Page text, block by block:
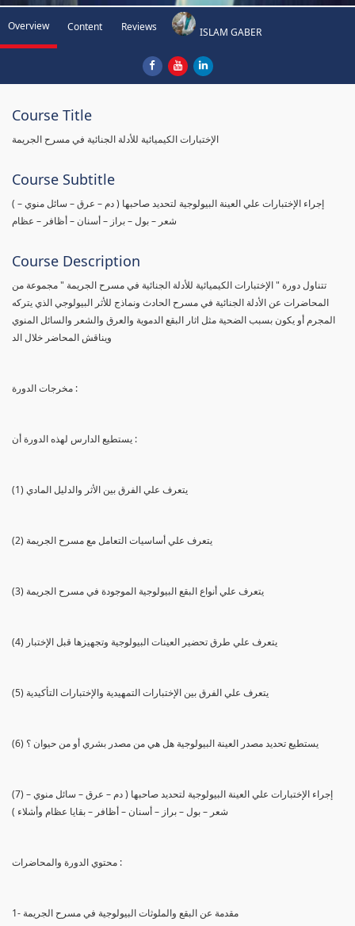
Overview Content Reviews ISLAM GABER
Course Title
الإختبارات الكيميائية للأدلة الجنائية في مسرح الجريمة
Course Subtitle
( إجراء الإختبارات علي العينة البيولوجية لتحديد صاحبها ( دم – عرق – سائل منوي –
شعر – بول – براز – أسنان – أظافر – عظام
Course Description
تتناول دورة " الإختبارات الكيميائية للأدلة الجنائية في مسرح الجريمة " مجموعة من
المحاضرات عن الأدلة الجنائية في مسرح الحادث ونماذج للأثر البيولوجي الذي يتركه
المجرم أو يكون بسبب الضحية مثل اثار البقع الدموية والعرق والشعر والسائل المنوي
ويناقش المحاضر خلال الد
مخرجات الدورة :
يستطيع الدارس لهذه الدورة أن :
(1) يتعرف علي الفرق بين الأثر والدليل المادي
(2) يتعرف علي أساسيات التعامل مع مسرح الجريمة
(3) يتعرف علي أنواع البقع البيولوجية الموجودة في مسرح الجريمة
(4) يتعرف علي طرق تحضير العينات البيولوجية وتجهيزها قبل الإختبار
(5) يتعرف علي الفرق بين الإختبارات التمهيدية والإختبارات التأكيدية
(6) يستطيع تحديد مصدر العينة البيولوجية هل هي من مصدر بشري أو من حيوان ؟
(7) إجراء الإختبارات علي العينة البيولوجية لتحديد صاحبها ( دم – عرق – سائل منوي –
شعر – بول – براز – أسنان – أظافر – بقايا عظام وأشلاء )
محتوي الدورة والمحاضرات :
1- مقدمة عن البقع والملوثات البيولوجية في مسرح الجريمة